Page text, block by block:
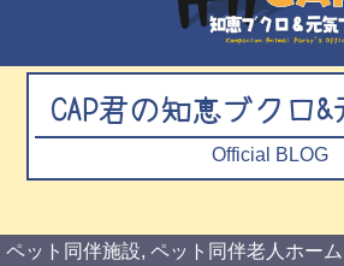
CAP君の知恵ブクロ
Official BLOG
ペット同伴施設, ペット同伴老人ホー